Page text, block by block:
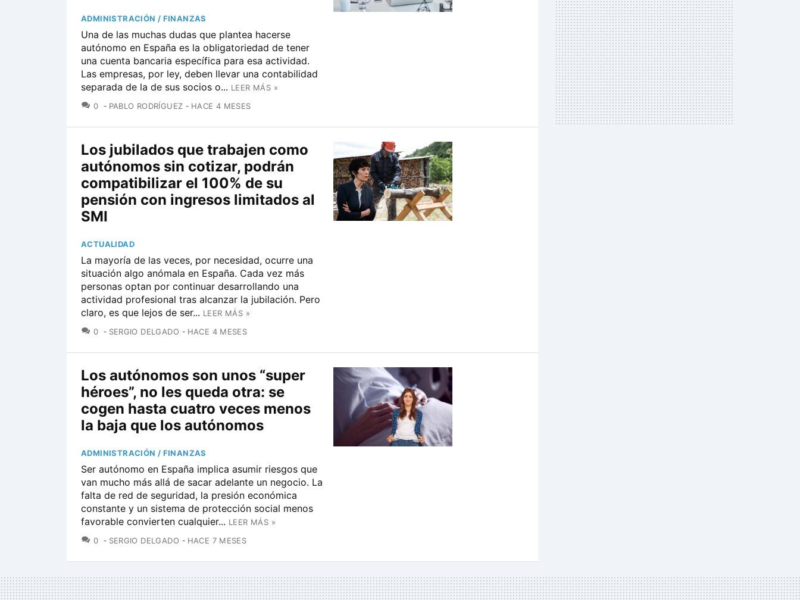
ADMINISTRACIÓN / FINANZAS
Una de las muchas dudas que plantea hacerse
autónomo en España es la obligatoriedad de tener
una cuenta bancaria específica para esa actividad.
Las empresas, por ley, deben llevar una contabilidad
separada de la de sus socios o... LEER MÁS »
0 COMENTARIOS
PABLO RODRÍGUEZ HACE 4 MESES
Los jubilados que trabajen como
autónomos sin cotizar, podrán
compatibilizar el 100% de su
pensión con ingresos limitados al
SMI
ACTUALIDAD
La mayoría de las veces, por necesidad, ocurre una
situación algo anómala en España. Cada vez más
personas optan por continuar desarrollando una
actividad profesional tras alcanzar la jubilación. Pero
claro, es que lejos de ser... LEER MÁS »
0 COMENTARIOS
SERGIO DELGADO HACE 4 MESES
Los autónomos son unos “super
héroes”, no les queda otra: se
cogen hasta cuatro veces menos
la baja que los autónomos
ADMINISTRACIÓN / FINANZAS
Ser autónomo en España implica asumir riesgos que
van mucho más allá de sacar adelante un negocio. La
falta de red de seguridad, la presión económica
constante y un sistema de protección social menos
favorable convierten cualquier... LEER MÁS »
0 COMENTARIOS
SERGIO DELGADO HACE 7 MESES